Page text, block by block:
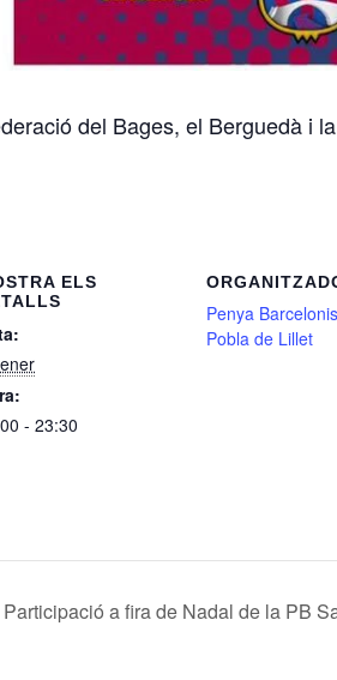
del Bages, el Berguedà i
ELS
- 23:30
Penya
Pobla de Lillet
Participació a fira de Nadal de la PB